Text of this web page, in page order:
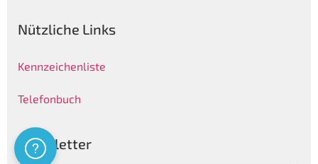
Nützliche Links
Kennzeichenliste
Telefonbuch
Newsletter
Assistenza